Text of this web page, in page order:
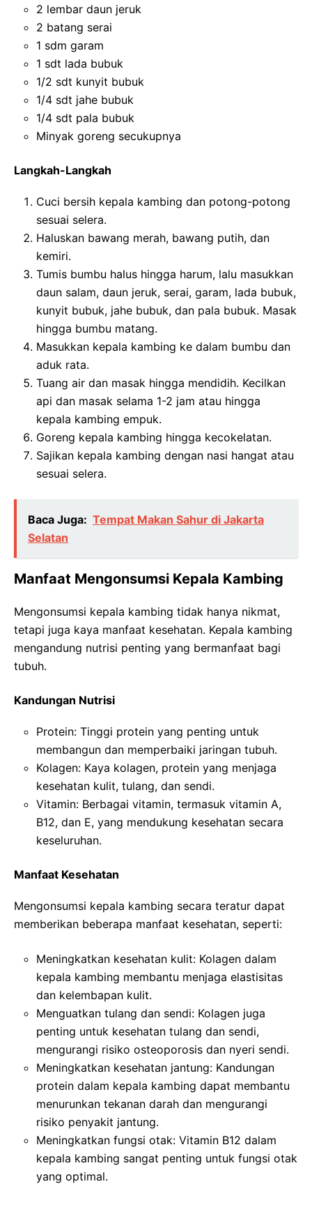
2 lembar daun jeruk
2 batang serai
1 sdm garam
1 sdt lada bubuk
1/2 sdt kunyit bubuk
1/4 sdt jahe bubuk
1/4 sdt pala bubuk
Minyak goreng secukupnya
Langkah-Langkah
Cuci bersih kepala kambing dan potong-potong
sesuai selera.
Haluskan bawang merah, bawang putih, dan
kemiri.
Tumis bumbu halus hingga harum, lalu masukkan
daun salam, daun jeruk, serai, garam, lada bubuk,
kunyit bubuk, jahe bubuk, dan pala bubuk. Masak
hingga bumbu matang.
Masukkan kepala kambing ke dalam bumbu dan
aduk rata.
Tuang air dan masak hingga mendidih. Kecilkan
api dan masak selama 1-2 jam atau hingga
kepala kambing empuk.
Goreng kepala kambing hingga kecokelatan.
Sajikan kepala kambing dengan nasi hangat atau
sesuai selera.
Baca Juga: Tempat Makan Sahur di Jakarta
Selatan
Manfaat Mengonsumsi Kepala Kambing
Mengonsumsi kepala kambing tidak hanya nikmat,
tetapi juga kaya manfaat kesehatan. Kepala kambing
mengandung nutrisi penting yang bermanfaat bagi
tubuh.
Kandungan Nutrisi
Protein: Tinggi protein yang penting untuk
membangun dan memperbaiki jaringan tubuh.
Kolagen: Kaya kolagen, protein yang menjaga
kesehatan kulit, tulang, dan sendi.
Vitamin: Berbagai vitamin, termasuk vitamin A,
B12, dan E, yang mendukung kesehatan secara
keseluruhan.
Manfaat Kesehatan
Mengonsumsi kepala kambing secara teratur dapat
memberikan beberapa manfaat kesehatan, seperti:
Meningkatkan kesehatan kulit: Kolagen dalam
kepala kambing membantu menjaga elastisitas
dan kelembapan kulit.
Menguatkan tulang dan sendi: Kolagen juga
penting untuk kesehatan tulang dan sendi,
mengurangi risiko osteoporosis dan nyeri sendi.
Meningkatkan kesehatan jantung: Kandungan
protein dalam kepala kambing dapat membantu
menurunkan tekanan darah dan mengurangi
risiko penyakit jantung.
Meningkatkan fungsi otak: Vitamin B12 dalam
kepala kambing sangat penting untuk fungsi otak
yang optimal.